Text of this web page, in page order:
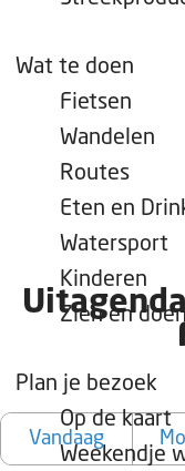
a
Wat te doen
Fietsen
Wandelen
Routes
Eten en
Watersport
Kinderen
Zien en doen
Plan je bezoek
Op de kaart
Weekendje
W
a
t
W
a
n
Vandaag
o
r